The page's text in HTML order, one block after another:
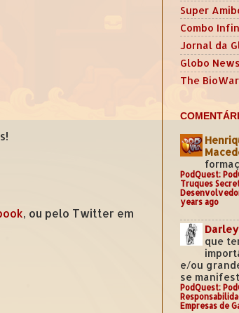
, ou pelo Twitter em
Super
Combo
Jornal da
Globo
The
PodQuest:
Truques
years ago
que
e/ou
se
PodQuest:
Empresas de